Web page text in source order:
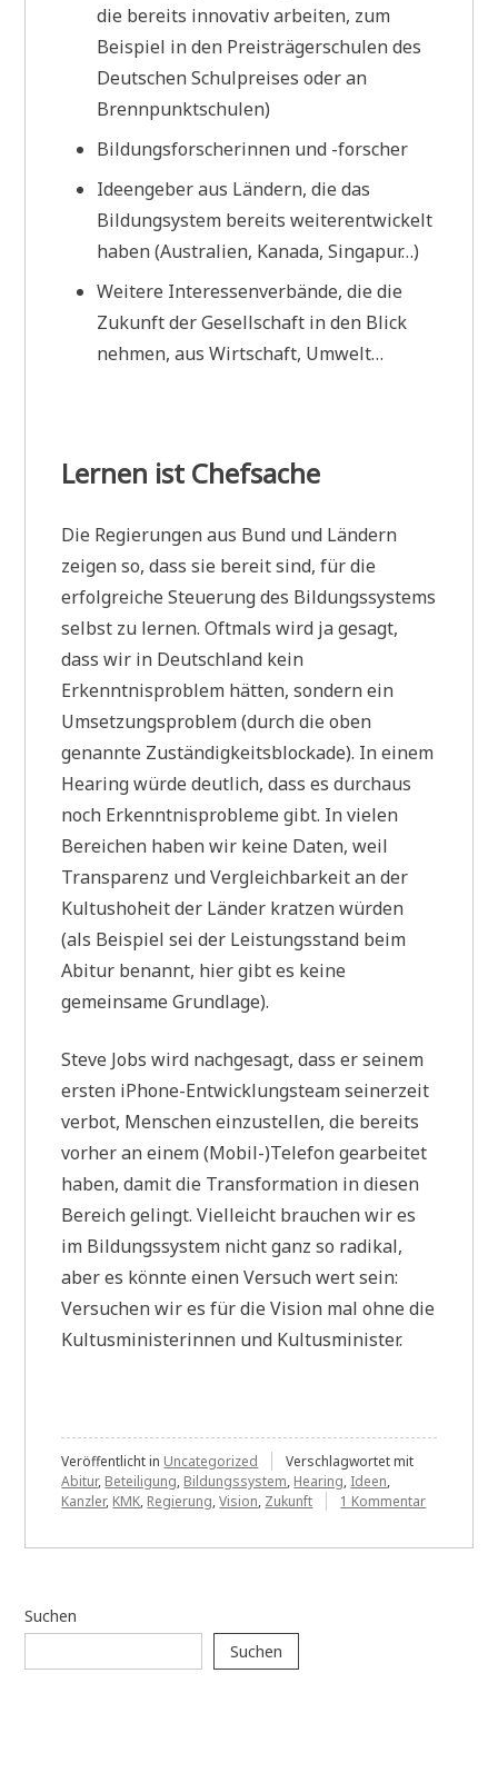
die bereits innovativ arbeiten, zum
Beispiel in den Preisträgerschulen des
Deutschen Schulpreises oder an
Brennpunktschulen)
Bildungsforscherinnen und -forscher
Ideengeber aus Ländern, die das
Bildungsystem bereits weiterentwickelt
haben (Australien, Kanada, Singapur…)
Weitere Interessenverbände, die die
Zukunft der Gesellschaft in den Blick
nehmen, aus Wirtschaft, Umwelt…
Lernen ist Chefsache
Die Regierungen aus Bund und Ländern
zeigen so, dass sie bereit sind, für die
erfolgreiche Steuerung des Bildungssystems
selbst zu lernen. Oftmals wird ja gesagt,
dass wir in Deutschland kein
Erkenntnisproblem hätten, sondern ein
Umsetzungsproblem (durch die oben
genannte Zuständigkeitsblockade). In einem
Hearing würde deutlich, dass es durchaus
noch Erkenntnisprobleme gibt. In vielen
Bereichen haben wir keine Daten, weil
Transparenz und Vergleichbarkeit an der
Kultushoheit der Länder kratzen würden
(als Beispiel sei der Leistungsstand beim
Abitur benannt, hier gibt es keine
gemeinsame Grundlage).
Steve Jobs wird nachgesagt, dass er seinem
ersten iPhone-Entwicklungsteam seinerzeit
verbot, Menschen einzustellen, die bereits
vorher an einem (Mobil-)Telefon gearbeitet
haben, damit die Transformation in diesen
Bereich gelingt. Vielleicht brauchen wir es
im Bildungssystem nicht ganz so radikal,
aber es könnte einen Versuch wert sein:
Versuchen wir es für die Vision mal ohne die
Kultusministerinnen und Kultusminister.
Veröffentlicht in Uncategorized
Verschlagwortet mit
Abitur, Beteiligung, Bildungssystem, Hearing, Ideen,
Kanzler, KMK, Regierung,Vision, Zukunft 1 Kommentarzu
Suchen
Suchen